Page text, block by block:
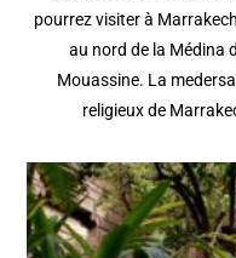
pourrez visiter à
au nord de la Médina
Mouassine. La
religieux de